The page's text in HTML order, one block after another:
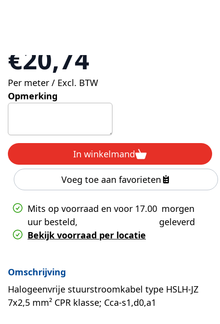
€20,74
Per meter / Excl. BTW
Opmerking
In winkelmand
Voeg toe aan favorieten
Mits op voorraad en voor 17.00
uur besteld,
morgen
geleverd
Bekijk voorraad per locatie
Omschrijving
Halogeenvrije stuurstroomkabel type HSLH-JZ
7x2,5 mm² CPR klasse; Cca-s1,d0,a1